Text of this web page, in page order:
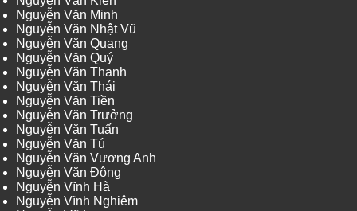
Nguyễn Văn Minh
Nguyễn Văn Nhật Vũ
Nguyễn Văn Quang
Nguyễn Văn Quý
Nguyễn Văn Thanh
Nguyễn Văn Thái
Nguyễn Văn Tiền
Nguyễn Văn Trưởng
Nguyễn Văn Tuấn
Nguyễn Văn Tú
Nguyễn Văn Vương Anh
Nguyễn Văn Đông
Nguyễn Vĩnh Hà
Nguyễn Vĩnh Nghiêm